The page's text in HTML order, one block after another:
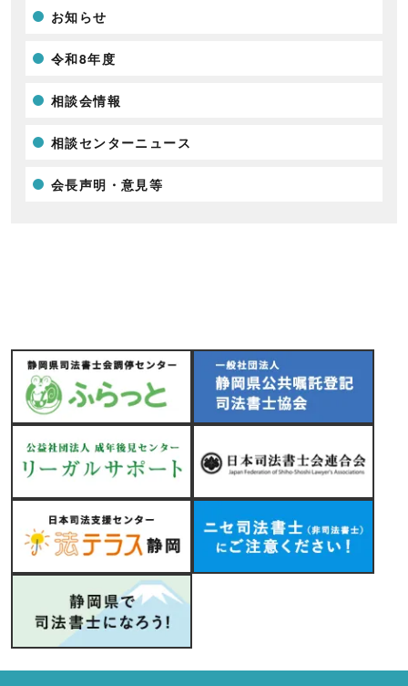
お知らせ
令和8年度
相談会情報
相談センターニュース
会長声明・意見等